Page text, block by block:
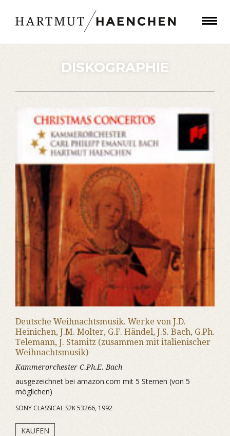
DISKOGRAPHIE
Deutsche Weihnachtsmusik. Werke von J.D.
Heinichen, J.M. Molter, G.F. Händel, J.S. Bach, G.Ph.
Telemann, J. Stamitz (zusammen mit italienischer
Weihnachtsmusik)
Kammerorchester C.Ph.E. Bach
ausgezeichnet bei amazon.com mit 5 Sternen (von 5
möglichen)
SONY CLASSICAL S2K 53266, 1992
KAUFEN